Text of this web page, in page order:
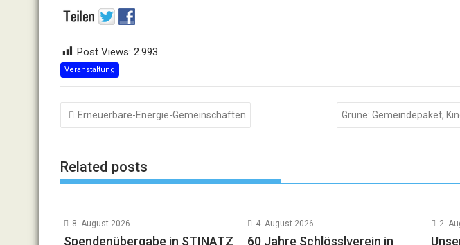
Post Views: 2.993
Veranstaltung
Beitragsnavigation
Erneuerbare-Energie-Gemeinschaften Grüne: Gemeindepaket,
Related posts
8. August 2026
Spendenübergabe in STINATZ
4. August 2026
60 Jahre Schlösslverein in
2.